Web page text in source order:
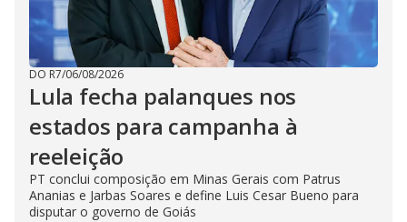
DO R7/06/08/2026
Lula fecha palanques nos
estados para campanha à
reeleição
PT conclui composição em Minas Gerais com Patrus
Ananias e Jarbas Soares e define Luis Cesar Bueno para
disputar o governo de Goiás